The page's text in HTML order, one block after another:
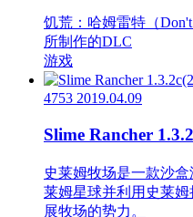
饥荒：哈姆雷特（
所制作的DLC
游戏
4753 2019.04.09
Slime Rancher
史莱姆牧场是一款沙
莱姆星球并利用史莱
展牧场的势力。